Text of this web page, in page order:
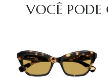
VOCÊ PODE